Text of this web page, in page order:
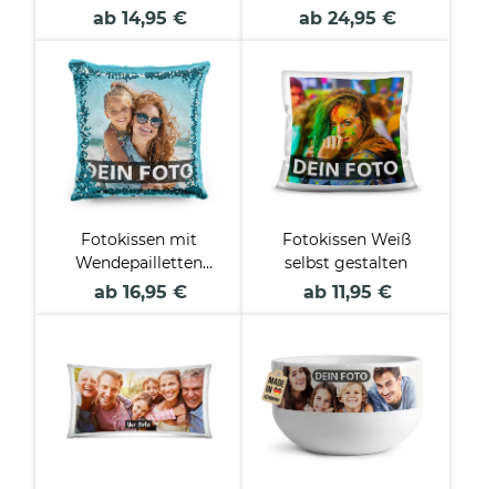
verschiedenen Farben
ab 14,95 €
Druck
ab 24,95 €
Fotokissen mit
Wendepailletten
selbst gestalten
ab 16,95 €
Fotokissen Weiß
selbst gestalten
ab 11,95 €